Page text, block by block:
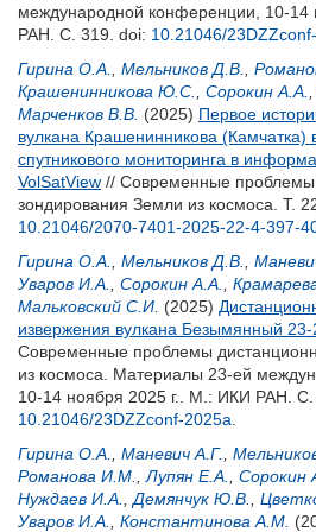
международной конференции, 10-
РАН. С. 319. doi: 10.21046/
Гирина О.А.
Мельников Д.В.
Крашенинникова Ю.С.
Сорокин А.А.
Марченков В.В. (2025) Первое
вулкана Крашенинникова (Камчатка)
спутникового мониторинга в
VolSatView // Современные проблемы
зондирования Земли из космоса. Т.
10.21046/2070-7401-2025-22-4-397-
Гирина О.А.
Мельников Д.В.
Уваров И.А.
Сорокин А.А.
Мальковский С.И. (2025)
извержения вулкана Безымянный 23-
Современные проблемы
из космоса. Материалы 23-ей
10-14 ноября 2025 г.. М.: ИКИ РАН. С.
10.21046/23DZZconf-2025a
Гирина О.А.
Маневич А.Г.
Романова И.М.
Лупян Е.А. Сорокин
Нуждаев И.А.
Демянчук Ю.В.
Уваров И.А.
Константинова А.М.